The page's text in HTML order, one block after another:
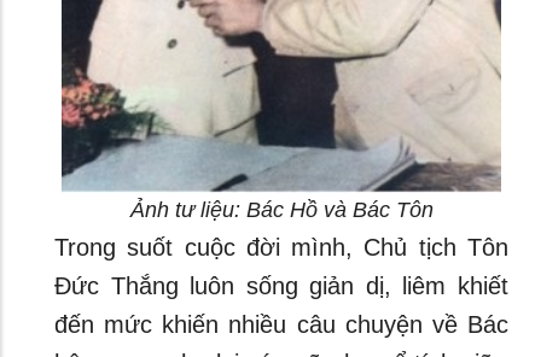
Ảnh tư liệu: Bác Hồ và Bác Tôn
Trong suốt cuộc đời mình, Chủ tịch Tôn
Đức Thắng luôn sống giản dị, liêm khiết
đến mức khiến nhiều câu chuyện về Bác